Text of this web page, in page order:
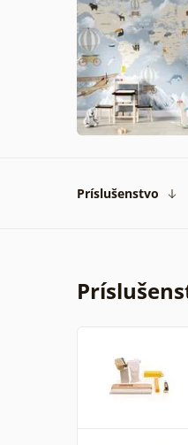
Príslušenstvo